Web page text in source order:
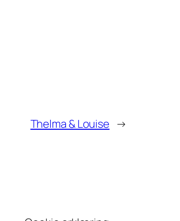
Thelma & Louise →